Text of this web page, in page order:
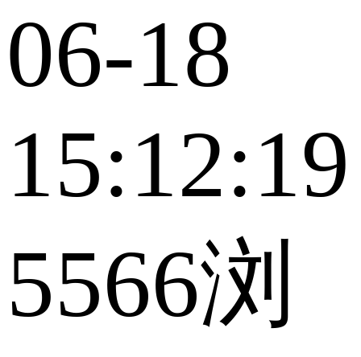
06-18
15:12:19
5566浏